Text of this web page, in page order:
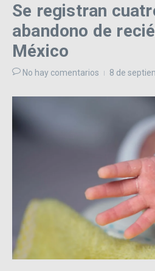
Se registran
abandono de
México
No hay comentarios 8 de